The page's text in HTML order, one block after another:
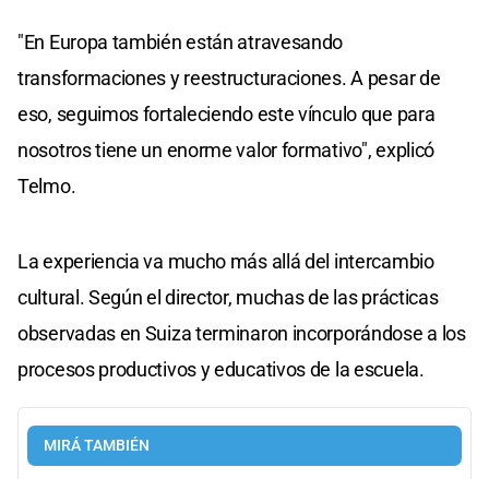
"En Europa también están atravesando
transformaciones y reestructuraciones. A pesar de
eso, seguimos fortaleciendo este vínculo que para
nosotros tiene un enorme valor formativo", explicó
Telmo.
La experiencia va mucho más allá del intercambio
cultural. Según el director, muchas de las prácticas
observadas en Suiza terminaron incorporándose a los
procesos productivos y educativos de la escuela.
MIRÁ TAMBIÉN